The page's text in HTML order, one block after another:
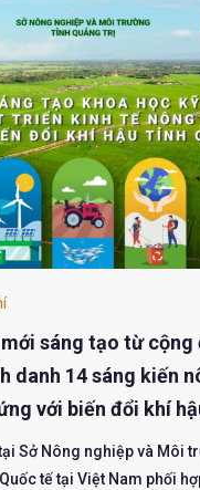
sáng tạo từ cộng
danh 14 sáng kiến
với biến đổi khí
Sở Nông nghiệp và Môi
tế tại Việt Nam phối